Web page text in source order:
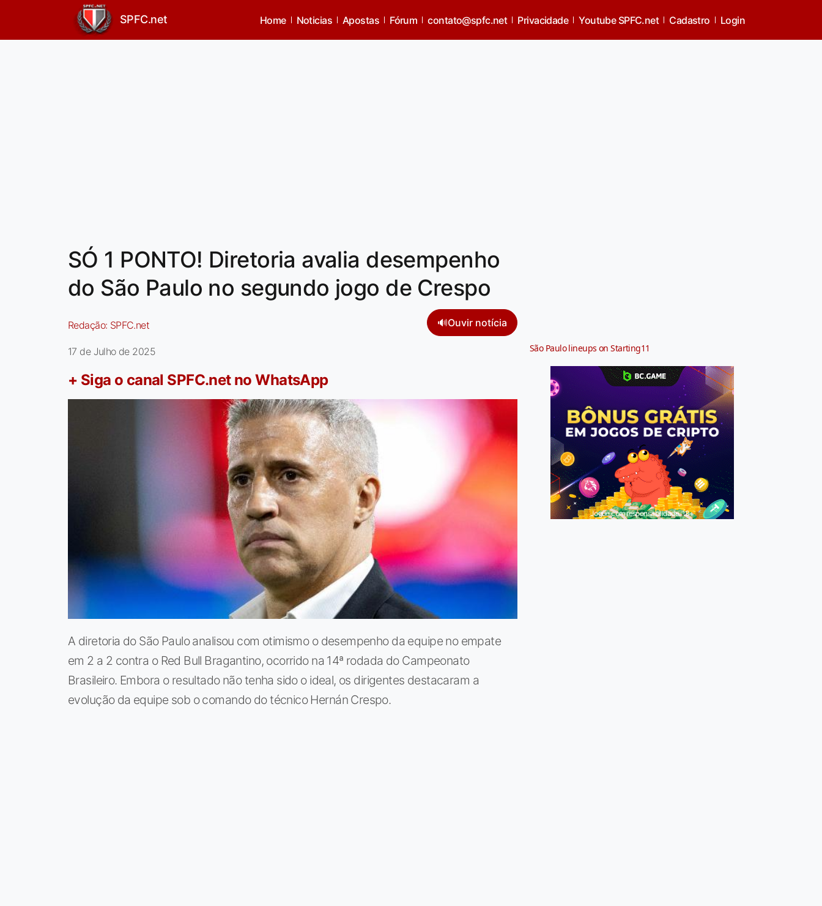
SPFC.net Home Noticias Apostas Fórum contato@spfc.net Privacidade Youtube SPFC.net Cadastro Login
SÓ 1 PONTO! Diretoria avalia desempenho
do São Paulo no segundo jogo de Crespo
Redação: SPFC.net 🔊Ouvir notícia
17 de Julho de 2025
+ Siga o canal SPFC.net no WhatsApp
A diretoria do São Paulo analisou com otimismo o desempenho da equipe no empate
em 2 a 2 contra o Red Bull Bragantino, ocorrido na 14ª rodada do Campeonato
Brasileiro. Embora o resultado não tenha sido o ideal, os dirigentes destacaram a
evolução da equipe sob o comando do técnico Hernán Crespo.
São Paulo lineups on Starting11
Jogue com responsabilidade. 18+